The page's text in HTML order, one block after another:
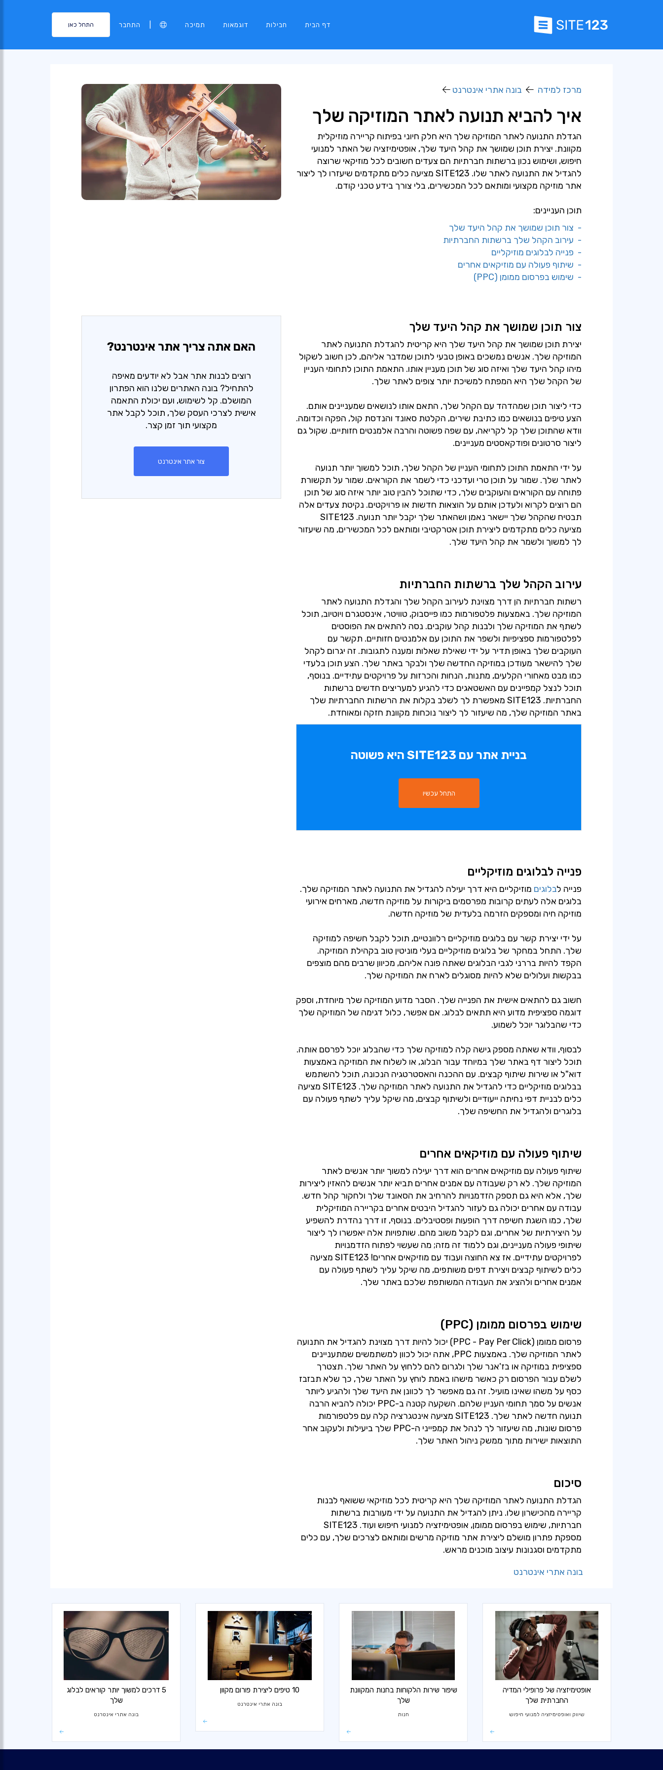
דף הבית חבילות דוגמאות תמיכה התחבר התחל כאן
מרכז למידה בונה אתרי אינטרנט
איך להביא תנועה לאתר המוזיקה שלך
הגדלת התנועה לאתר המוזיקה שלך היא חלק חיוני בפיתוח קריירה מוזיקלית
מקוונת. יצירת תוכן שמושך את קהל היעד שלך, אופטימיזציה של האתר למנועי
חיפוש, ושימוש נכון ברשתות חברתיות הם צעדים חשובים לכל מוזיקאי שרוצה
להגדיל את התנועה לאתר שלו. SITE123 מציעה כלים מתקדמים שיעזרו לך ליצור
אתר מוזיקה מקצועי ומותאם לכל המכשירים, בלי צורך בידע טכני קודם.
תוכן העניינים:
- צור תוכן שמושך את קהל היעד שלך
- עירוב הקהל שלך ברשתות החברתיות
- פנייה לבלוגים מוזיקליים
- שיתוף פעולה עם מוזיקאים אחרים
- שימוש בפרסום ממומן (PPC)
צור תוכן שמושך את קהל היעד שלך
יצירת תוכן שמושך את קהל היעד שלך היא קריטית להגדלת התנועה לאתר
המוזיקה שלך. אנשים נמשכים באופן טבעי לתוכן שמדבר אליהם, לכן חשוב לשקול
מיהו קהל היעד שלך ואיזה סוג של תוכן מעניין אותו. התאמת התוכן לתחומי העניין
של הקהל שלך היא המפתח למשיכת יותר צופים לאתר שלך.
כדי ליצור תוכן שמהדהד עם הקהל שלך, התאם אותו לנושאים שמעניינים אותם.
הצע טיפים בנושאים כמו כתיבת שירים, הקלטת סאונד והנדסת קול, הפקה וכדומה.
וודא שהתוכן שלך קל לקריאה, עם שפה פשוטה והרבה אלמנטים חזותיים. שקול גם
ליצור סרטונים ופודקאסטים מעניינים.
על ידי התאמת התוכן לתחומי העניין של הקהל שלך, תוכל למשוך יותר תנועה
לאתר שלך. שמור על תוכן טרי ועדכני כדי לשמר את הקוראים. שמור על תקשורת
פתוחה עם הקוראים והעוקבים שלך, כדי שתוכל להבין טוב יותר איזה סוג של תוכן
הם רוצים לקרוא ולעדכן אותם על הוצאות חדשות או פרויקטים. נקיטת צעדים אלה
תבטיח שהקהל שלך יישאר נאמן ושהאתר שלך יקבל יותר תנועה. SITE123
מציעה כלים מתקדמים ליצירת תוכן אטרקטיבי ומותאם לכל המכשירים, מה שיעזור
לך למשוך ולשמר את קהל היעד שלך.
האם אתה צריך אתר אינטרנט?
רוצים לבנות אתר אבל לא יודעים מאיפה
להתחיל? בונה האתרים שלנו הוא הפתרון
המושלם. קל לשימוש, ועם יכולת התאמה
אישית לצרכי העסק שלך, תוכל לקבל אתר
מקצועי תוך זמן קצר.
צור אתר אינטרנט
עירוב הקהל שלך ברשתות החברתיות
רשתות חברתיות הן דרך מצוינת לעירוב הקהל שלך והגדלת התנועה לאתר
המוזיקה שלך. באמצעות פלטפורמות כמו פייסבוק, טוויטר, אינסטגרם ויוטיוב, תוכל
לשתף את המוזיקה שלך ולבנות קהל עוקבים. נסה להתאים את הפוסטים
לפלטפורמות ספציפיות ולשפר את התוכן עם אלמנטים חזותיים. תקשר עם
העוקבים שלך באופן תדיר על ידי שאילת שאלות ומענה לתגובות. זה יגרום לקהל
שלך להישאר מעודכן במוזיקה החדשה שלך ולבקר באתר שלך. הצע תוכן בלעדי
כמו מבט מאחורי הקלעים, מתנות, הנחות והכרזות על פרויקטים עתידיים. בנוסף,
תוכל לנצל קמפיינים עם האשטאגים כדי להגיע למעריצים חדשים ברשתות
החברתיות. SITE123 מאפשרת לך לשלב בקלות את הרשתות החברתיות שלך
באתר המוזיקה שלך, מה שיעזור לך ליצור נוכחות מקוונת חזקה ומאוחדת.
בניית אתר עם SITE123 היא פשוטה
התחל עכשיו
פנייה לבלוגים מוזיקליים
פנייה לבלוגים מוזיקליים היא דרך יעילה להגדיל את התנועה לאתר המוזיקה שלך.
בלוגים אלה לעתים קרובות מפרסמים ביקורות על מוזיקה חדשה, מארחים אירועי
מוזיקה חיה ומספקים הזרמה בלעדית של מוזיקה חדשה.
על ידי יצירת קשר עם בלוגים מוזיקליים רלוונטיים, תוכל לקבל חשיפה למוזיקה
שלך. התחל במחקר של בלוגים מוזיקליים בעלי מוניטין טוב בקהילת המוזיקה.
הקפד להיות בררני לגבי הבלוגים שאתה פונה אליהם, מכיוון שרבים מהם מוצפים
בבקשות ועלולים שלא להיות מסוגלים לארח את המוזיקה שלך.
חשוב גם להתאים אישית את הפנייה שלך. הסבר מדוע המוזיקה שלך מיוחדת, וספק
דוגמה ספציפית מדוע היא תתאים לבלוג. אם אפשר, כלול דגימה של המוזיקה שלך
כדי שהבלוגר יוכל לשמוע.
לבסוף, וודא שאתה מספק גישה קלה למוזיקה שלך כדי שהבלוג יוכל לפרסם אותה.
תוכל ליצור דף באתר שלך במיוחד עבור הבלוג, או לשלוח את המוזיקה באמצעות
דוא"ל או שירות שיתוף קבצים. עם ההכנה והאסטרטגיה הנכונה, תוכל להשתמש
בבלוגים מוזיקליים כדי להגדיל את התנועה לאתר המוזיקה שלך. SITE123 מציעה
כלים לבניית דפי נחיתה ייעודיים ולשיתוף קבצים, מה שיקל עליך לשתף פעולה עם
בלוגרים ולהגדיל את החשיפה שלך.
שיתוף פעולה עם מוזיקאים אחרים
שיתוף פעולה עם מוזיקאים אחרים הוא דרך יעילה למשוך יותר אנשים לאתר
המוזיקה שלך. לא רק שעבודה עם אמנים אחרים תביא יותר אנשים להאזין ליצירות
שלך, אלא היא גם תספק הזדמנויות להרחיב את הסאונד שלך ולחקור קהל חדש.
עבודה עם אחרים יכולה גם לעזור להגדיל היבטים אחרים בקריירה המוזיקלית
שלך, כמו השגת חשיפה דרך הופעות ופסטיבלים. בנוסף, זו דרך נהדרת להשפיע
על היצירתיות של אחרים, וגם לקבל משוב מהם. שותפויות אלה יאפשרו לך ליצור
שיתופי פעולה מעניינים, וגם ללמוד זה מזה; מה שעשוי לפתוח הזדמנויות
לפרויקטים עתידיים. אז צא החוצה ועבוד עם מוזיקאים אחרים! SITE123 מציעה
כלים לשיתוף קבצים ויצירת דפים משותפים, מה שיקל עליך לשתף פעולה עם
אמנים אחרים ולהציג את העבודה המשותפת שלכם באתר שלך.
שימוש בפרסום ממומן (PPC)
פרסום ממומן (PPC - Pay Per Click) יכול להיות דרך מצוינת להגדיל את התנועה
לאתר המוזיקה שלך. באמצעות PPC, אתה יכול לכוון למשתמשים שמתעניינים
ספציפית במוזיקה או בז'אנר שלך ולגרום להם ללחוץ על האתר שלך. תצטרך
לשלם עבור הפרסום רק כאשר מישהו באמת לוחץ על האתר שלך, כך שלא תבזבז
כסף על משהו שאינו מועיל. זה גם מאפשר לך לכוונן את היעד שלך ולהגיע ליותר
אנשים על סמך תחומי העניין שלהם. השקעה קטנה ב-PPC יכולה להביא הרבה
תנועה חדשה לאתר שלך. SITE123 מציעה אינטגרציה קלה עם פלטפורמות
פרסום שונות, מה שיעזור לך לנהל את קמפייני ה-PPC שלך ביעילות ולעקוב אחר
התוצאות ישירות מתוך ממשק ניהול האתר שלך.
סיכום
הגדלת התנועה לאתר המוזיקה שלך היא קריטית לכל מוזיקאי ששואף לבנות
קריירה מהכישרון שלו. ניתן להגדיל את התנועה על ידי מעורבות ברשתות
חברתיות, שימוש בפרסום ממומן, אופטימיזציה למנועי חיפוש ועוד. SITE123
מספקת פתרון מושלם ליצירת אתר מוזיקה מרשים ומותאם לצרכים שלך, עם כלים
מתקדמים וסגנונות עיצוב מוכנים מראש.
בונה אתרי אינטרנט
אופטימיזציה של פרופילי המדיה
החברתית שלך
שיווק ואופטימיזציה למנועי חיפוש
שיפור שירות הלקוחות בחנות המקוונת
שלך
חנות
10 טיפים ליצירת פורום מקוון
בונה אתרי אינטרנט
5 דרכים למשוך יותר קוראים לבלוג
שלך
בונה אתרי אינטרנט